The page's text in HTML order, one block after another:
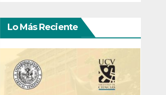
Lo Más Reciente